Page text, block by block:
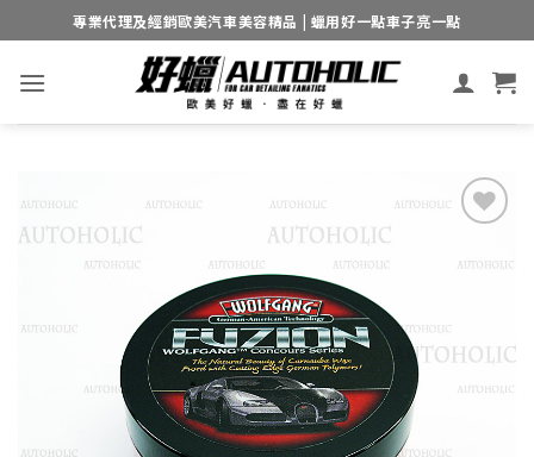
to
content
專業代理及經銷歐美汽車美容精品 | 蠟用好一點車子亮一點
wishlist